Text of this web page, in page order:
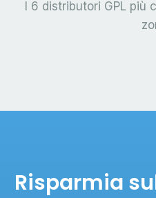
I 6 distributori GPL
Risparmia